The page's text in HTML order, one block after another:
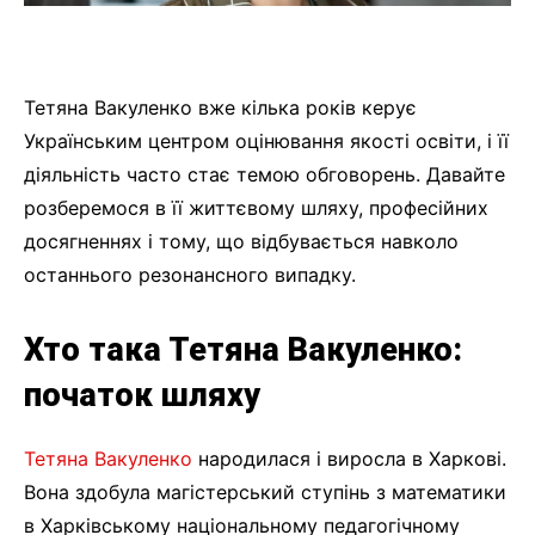
Тетяна Вакуленко вже кілька років керує
Українським центром оцінювання якості освіти, і її
діяльність часто стає темою обговорень. Давайте
розберемося в її життєвому шляху, професійних
досягненнях і тому, що відбувається навколо
останнього резонансного випадку.
Хто така Тетяна Вакуленко:
початок шляху
Тетяна Вакуленко народилася і виросла в Харкові.
Вона здобула магістерський ступінь з математики
в Харківському національному педагогічному